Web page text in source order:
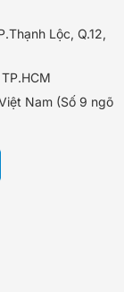
Lộc, Q.12,
Nam (Số 9 ngõ